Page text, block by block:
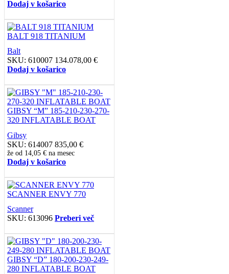
Dodaj v košarico
BALT 918 TITANIUM
Balt
SKU: 610007 134.078,00 €
Dodaj v košarico
GIBSY “M” 185-210-230-270-
320 INFLATABLE BOAT
Gibsy
SKU: 614007 835,00 €
že od 14,05 € na mesec
Dodaj v košarico
SCANNER ENVY 770
Scanner
SKU: 613096 Preberi več
GIBSY “D” 180-200-230-249-
280 INFLATABLE BOAT